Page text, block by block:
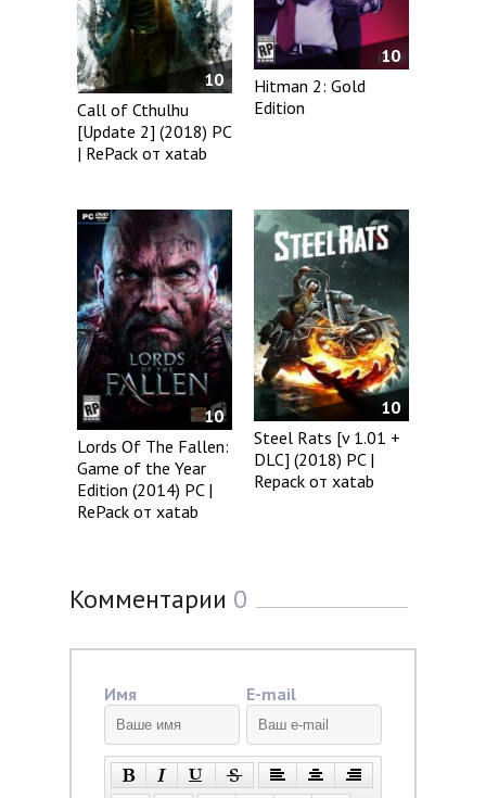
10
Call of Cthulhu
[Update 2] (2018) PC
| RePack от xatab
10
Hitman 2: Gold
Edition
10
Lords Of The Fallen:
Game of the Year
Edition (2014) PC |
RePack от xatab
10
Steel Rats [v 1.01 +
DLC] (2018) PC |
Repack от xatab
Комментарии 0
Имя E-mail